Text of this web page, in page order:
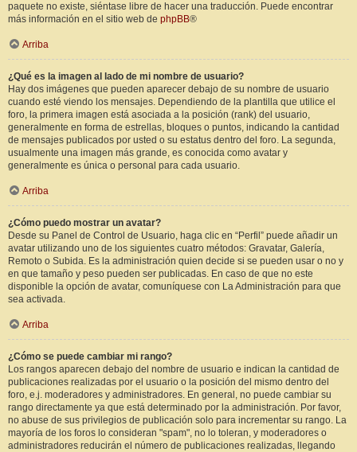
paquete no existe, siéntase libre de hacer una traducción. Puede encontrar
más información en el sitio web de phpBB®
Arriba
¿Qué es la imagen al lado de mi nombre de usuario?
Hay dos imágenes que pueden aparecer debajo de su nombre de usuario
cuando esté viendo los mensajes. Dependiendo de la plantilla que utilice el
foro, la primera imagen está asociada a la posición (rank) del usuario,
generalmente en forma de estrellas, bloques o puntos, indicando la cantidad
de mensajes publicados por usted o su estatus dentro del foro. La segunda,
usualmente una imagen más grande, es conocida como avatar y
generalmente es única o personal para cada usuario.
Arriba
¿Cómo puedo mostrar un avatar?
Desde su Panel de Control de Usuario, haga clic en “Perfil” puede añadir un
avatar utilizando uno de los siguientes cuatro métodos: Gravatar, Galería,
Remoto o Subida. Es la administración quien decide si se pueden usar o no y
en que tamaño y peso pueden ser publicadas. En caso de que no este
disponible la opción de avatar, comuníquese con La Administración para que
sea activada.
Arriba
¿Cómo se puede cambiar mi rango?
Los rangos aparecen debajo del nombre de usuario e indican la cantidad de
publicaciones realizadas por el usuario o la posición del mismo dentro del
foro, e.j. moderadores y administradores. En general, no puede cambiar su
rango directamente ya que está determinado por la administración. Por favor,
no abuse de sus privilegios de publicación solo para incrementar su rango. La
mayoría de los foros lo consideran "spam", no lo toleran, y moderadores o
administradores reducirán el número de publicaciones realizadas, llegando